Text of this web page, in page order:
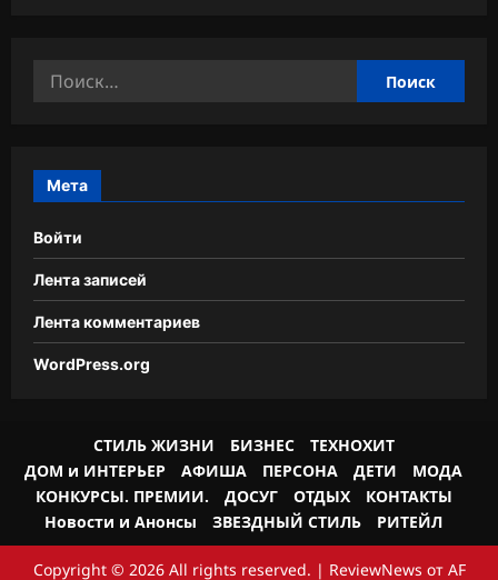
Найти:
Мета
Войти
Лента записей
Лента комментариев
WordPress.org
СТИЛЬ ЖИЗНИ БИЗНЕС
ТЕХНОХИТ
ДОМ и ИНТЕРЬЕР
АФИША ПЕРСОНА ДЕТИ
МОДА
КОНКУРСЫ. ПРЕМИИ.
ДОСУГ ОТДЫХ
КОНТАКТЫ
Новости и Анонсы
ЗВЕЗДНЫЙ СТИЛЬ РИТЕЙЛ
Copyright © 2026 All rights reserved. | ReviewNews от AF